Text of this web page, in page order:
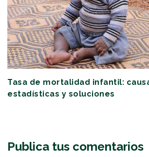
Tasa de mortalidad infantil:
estadísticas y soluciones
Publica tus comentarios